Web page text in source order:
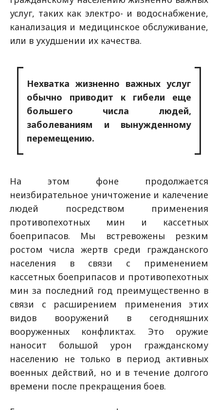
услуг, таких как электро- и водоснабжение,
канализация и медицинское обслуживание,
или в ухудшении их качества.
Нехватка жизненно важных услуг
обычно приводит к гибели еще
большего числа людей,
заболеваниям и вынужденному
перемещению.
На этом фоне продолжается
неизбирательное уничтожение и калечение
людей посредством применения
противопехотных мин и кассетных
боеприпасов. Мы встревожены резким
ростом числа жертв среди гражданского
населения в связи с применением
кассетных боеприпасов и противопехотных
мин за последний год преимущественно в
связи с расширением применения этих
видов вооружений в сегодняшних
вооруженных конфликтах. Это оружие
наносит большой урон гражданскому
населению не только в период активных
военных действий, но и в течение долгого
времени после прекращения боев.